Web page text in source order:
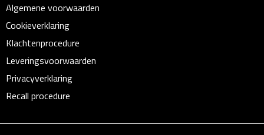
Vlaggen
Bureau Toebehoren
Bureauklokken
Bureaulampen
Bureau onderleggers
Algemene voorwaarden
Cookieverklaring
Klachtenprocedure
Leveringsvoorwaarden
Privacyverklaring
Recall procedure